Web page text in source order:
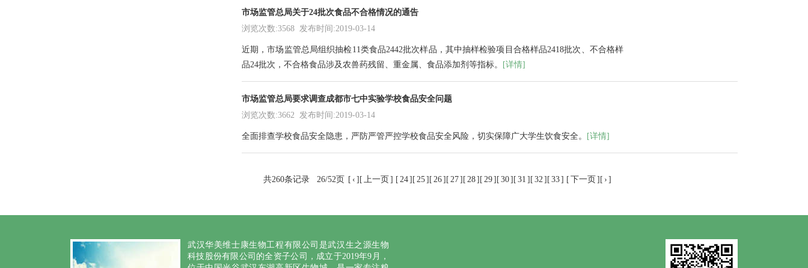
市场监管总局关于24批次食品不合格情况的通告
浏览次数:3568 发布时间:2019-03-14
近期，市场监管总局组织抽检 11类食品2442批次样品， 其中抽样检验项目合格样品2418批次、不合格样
品24批次 ， 不合格食品涉及农兽药残留、重金属、食品添加剂等指标。 [详情]
市场监管总局要求调查成都市七中实验学校食品安全问题
浏览次数:3662 发布时间:2019-03-14
全面排查学校食品安全隐患，严防严管严控学校食品安全风险，切实保障广大学生饮食安全。 [详情]
共260条记录 26/52页 [ ‹ ][ 上一页 ] [ 24][ 25][ 26][ 27][ 28][ 29][ 30][ 31 ][ 32][ 33] [ 下一页 ][ › ]
武汉华美维士康生物工程有限公司是武汉生之源生物
科技股份有限公司的全资子公司，成立于2019年9月，